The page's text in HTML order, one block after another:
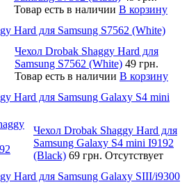
Товар есть в наличии В корзину
Hard для Samsung S7562 (White)
Чехол Drobak Shaggy Hard для
Samsung S7562 (White) 49 грн.
Товар есть в наличии В корзину
Hard для Samsung Galaxy S4 mini
Чехол Drobak Shaggy Hard для
Samsung Galaxy S4 mini I9192
(Black) 69 грн. Отсутствует
Hard для Samsung Galaxy SIII/i9300